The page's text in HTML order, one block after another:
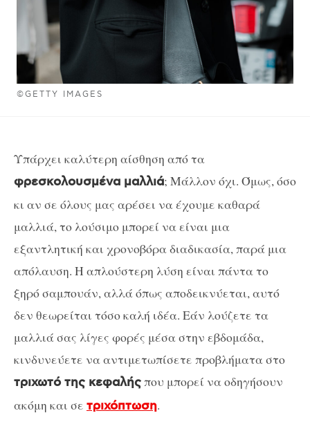
©GETTY IMAGES
Υπάρχει καλύτερη αίσθηση από τα
φρεσκολουσμένα μαλλιά; Μάλλον όχι. Όμως, όσο
κι αν σε όλους μας αρέσει να έχουμε καθαρά
μαλλιά, το λούσιμο μπορεί να είναι μια
εξαντλητική και χρονοβόρα διαδικασία, παρά μια
απόλαυση. Η απλούστερη λύση είναι πάντα το
ξηρό σαμπουάν, αλλά όπως αποδεικνύεται, αυτό
δεν θεωρείται τόσο καλή ιδέα. Εάν λούζετε τα
μαλλιά σας λίγες φορές μέσα στην εβδομάδα,
κινδυνεύετε να αντιμετωπίσετε προβλήματα στο
τριχωτό της κεφαλήςπου μπορεί να οδηγήσουν
ακόμη και σε τριχόπτωση.